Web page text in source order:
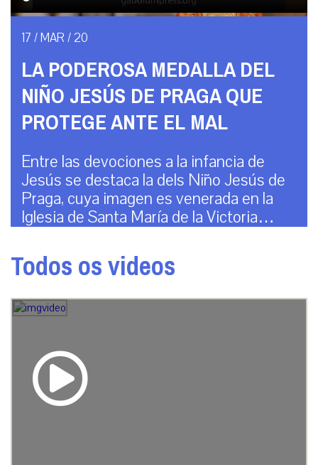
17 / MAR / 20
LA PODEROSA MEDALLA DEL
NIÑO JESÚS DE PRAGA QUE
PROTEGE ANTE EL MAL
Entre las devociones a la infancia de
Jesús se destaca la dels Niño Jesús de
Praga, cuya imagen es venerada en la
Iglesia de Santa María de la Victoria…
Todos os videos